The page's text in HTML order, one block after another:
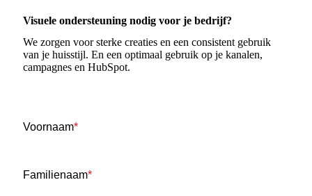
Visuele ondersteuning nodig voor je bedrijf?
We zorgen voor sterke creaties en een consistent gebruik
van je huisstijl. En een optimaal gebruik op je kanalen,
campagnes en HubSpot.
Voornaam*
Familienaam*